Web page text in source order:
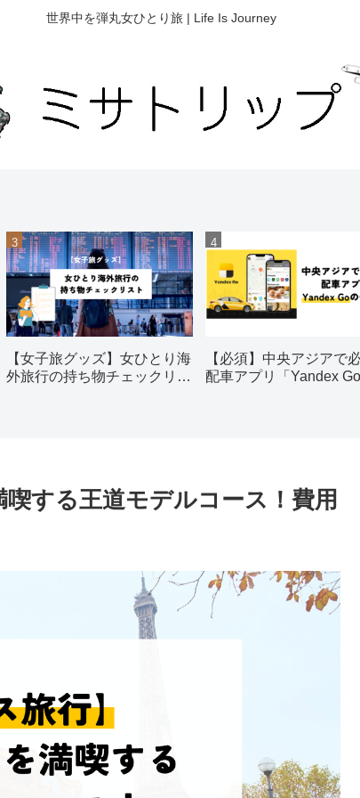
世界中を弾丸女ひとり旅 | Life Is Journey
【女子旅グッズ】女ひとり海
外旅行の持ち物チェックリス
【必須】中央アジアで
配車アプリ「Yandex
喫する王道モデルコース！費用